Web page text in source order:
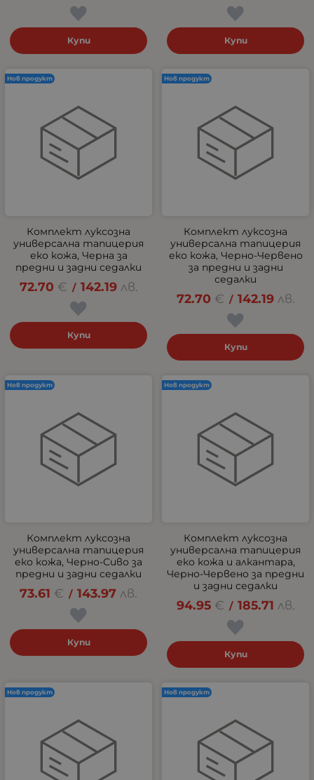
Купи Купи
Комплект луксозна
универсална тапицерия
еко кожа, Черна за
предни и задни седалки
72.70 € / 142.19 лв.
Купи
Нов продукт
Комплект луксозна
универсална тапицерия
еко кожа, Черно-Червено
за предни и задни
седалки
72.70 € / 142.19 лв.
Купи
Нов продукт
Комплект луксозна
универсална тапицерия
еко кожа, Черно-Сиво за
предни и задни седалки
73.61 € / 143.97 лв.
Купи
Нов продукт
Комплект луксозна
универсална тапицерия
еко кожа и алкантара,
Черно-Червено за предни
и задни седалки
94.95 € / 185.71 лв.
Купи
Нов продукт
Нов продукт Нов продукт